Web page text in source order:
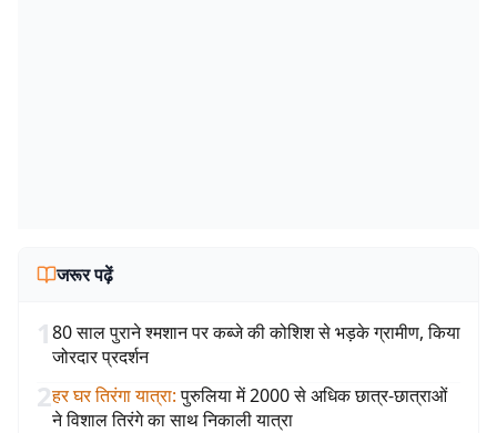
जरूर पढ़ें
180 साल पुराने श्मशान पर कब्जे की कोशिश से भड़के ग्रामीण, किया
जोरदार प्रदर्शन
2हर घर तिरंगा यात्रा: पुरुलिया में 2000 से अधिक छात्र-छात्राओं
ने विशाल तिरंगे का साथ निकाली यात्रा